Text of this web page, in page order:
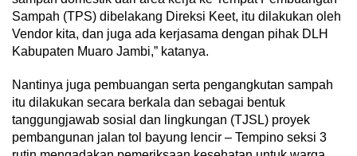
Sampah (TPS) dibelakang Direksi Keet, itu dilakukan oleh
Vendor kita, dan juga ada kerjasama dengan pihak DLH
Kabupaten Muaro Jambi,” katanya.
Nantinya juga pembuangan serta pengangkutan sampah
itu dilakukan secara berkala dan sebagai bentuk
tanggungjawab sosial dan lingkungan (TJSL) proyek
pembangunan jalan tol bayung lencir – Tempino seksi 3